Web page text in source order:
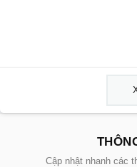
Cập nhật nhanh các